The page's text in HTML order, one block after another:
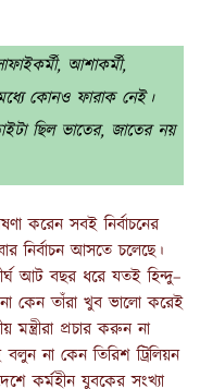
আশাকর্মী,
মধ্যে কোনও ফারাক নেই।
ছিল ভাতের, জাতের নয়
করেন সবই নির্বাচনের
নির্বাচন আসতে চলেছে।
আট বছর ধরে যতই হিন্দু–
কেন তাঁরা খুব ভালো করেই
প্রচার করুন না
না কেন তিরিশ ট্রিলিয়ন
কর্মহীন যুবকের সংখ্যা